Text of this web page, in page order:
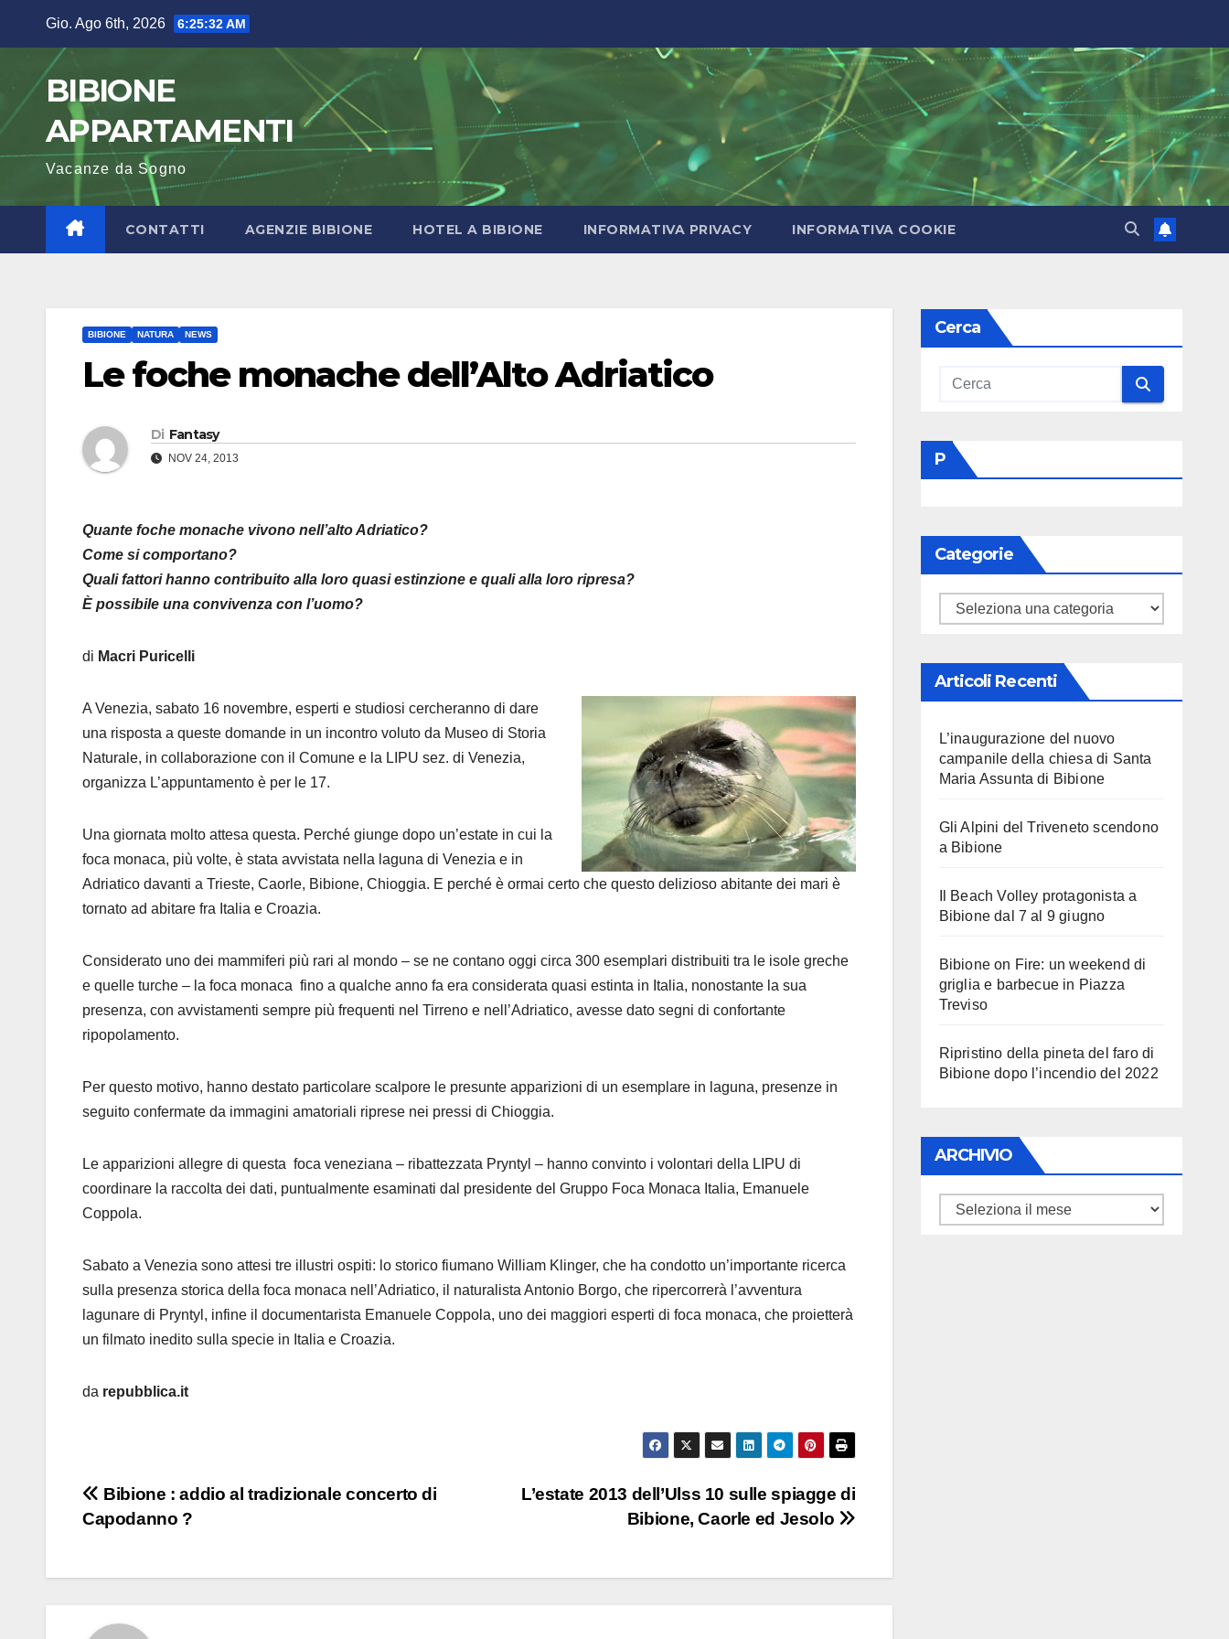
contenuto
Gio. Ago 6th, 2026 6:25:32 AM
BIBIONE
APPARTAMENTI
Vacanze da Sogno
CONTATTI AGENZIE BIBIONE HOTEL A BIBIONE INFORMATIVA PRIVACY INFORMATIVA COOKIE
BIBIONE NATURA NEWS
Le foche monache dell’Alto Adriatico
Di Fantasy
NOV 24, 2013
Quante foche monache vivono nell’alto Adriatico?
Come si comportano?
Quali fattori hanno contribuito alla loro quasi estinzione e quali alla loro ripresa?
È possibile una convivenza con l’uomo?
di Macri Puricelli
A Venezia, sabato 16 novembre, esperti e studiosi cercheranno di dare
una risposta a queste domande in un incontro voluto da Museo di Storia
Naturale, in collaborazione con il Comune e la LIPU sez. di Venezia,
organizza L’appuntamento è per le 17.
Una giornata molto attesa questa. Perché giunge dopo un’estate in cui la
foca monaca, più volte, è stata avvistata nella laguna di Venezia e in
Adriatico davanti a Trieste, Caorle, Bibione, Chioggia. E perché è ormai certo che questo delizioso abitante dei mari è
tornato ad abitare fra Italia e Croazia.
Considerato uno dei mammiferi più rari al mondo – se ne contano oggi circa 300 esemplari distribuiti tra le isole greche
e quelle turche – la foca monaca fino a qualche anno fa era considerata quasi estinta in Italia, nonostante la sua
presenza, con avvistamenti sempre più frequenti nel Tirreno e nell’Adriatico, avesse dato segni di confortante
ripopolamento.
Per questo motivo, hanno destato particolare scalpore le presunte apparizioni di un esemplare in laguna, presenze in
seguito confermate da immagini amatoriali riprese nei pressi di Chioggia.
Le apparizioni allegre di questa foca veneziana – ribattezzata Pryntyl – hanno convinto i volontari della LIPU di
coordinare la raccolta dei dati, puntualmente esaminati dal presidente del Gruppo Foca Monaca Italia, Emanuele
Coppola.
Sabato a Venezia sono attesi tre illustri ospiti: lo storico fiumano William Klinger, che ha condotto un’importante ricerca
sulla presenza storica della foca monaca nell’Adriatico, il naturalista Antonio Borgo, che ripercorrerà l’avventura
lagunare di Pryntyl, infine il documentarista Emanuele Coppola, uno dei maggiori esperti di foca monaca, che proietterà
un filmato inedito sulla specie in Italia e Croazia.
da repubblica.it
Navigazione
articoli
L’estate 2013 dell’Ulss 10 sulle spiagge di
Bibione, Caorle ed Jesolo
Bibione : addio al tradizionale concerto di
Capodanno ?
Cerca
P
Categorie
Categorie
Articoli Recenti
L’inaugurazione del nuovo
campanile della chiesa di Santa
Maria Assunta di Bibione
Gli Alpini del Triveneto scendono
a Bibione
Il Beach Volley protagonista a
Bibione dal 7 al 9 giugno
Bibione on Fire: un weekend di
griglia e barbecue in Piazza
Treviso
Ripristino della pineta del faro di
Bibione dopo l’incendio del 2022
ARCHIVIO
ARCHIVIO